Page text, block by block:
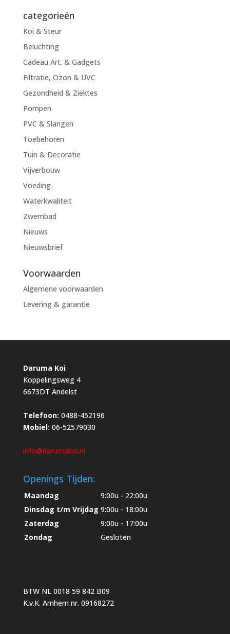
categorieën
Koi & Steur
Beluchting
Cadeau Art. & Gadgets
Filtratie, Ozon & UVC
Gezondheid & Ziektes
Pompen
PVC & Slangen
Toebehoren
Tuin & Decoratie
Vijverbouw
Voeding
Waterkwaliteit
Zwembad
Nieuws
Nieuwsbrief
Voorwaarden
Algemene voorwaarden
Levering & garantie
Daruma Koi
Koppelingsweg 4
6673DT Andelst
Telefoon: 0488-452196
Mobiel: 06-52579030
info@darumakoi.nl
Openings Tijden:
Maandag
9:00u - 22:00u
Dinsdag t/m Vrijdag 9:00u - 18:00u
Zaterdag
9:00u - 17:00u
Zondag
Gesloten
BTW NL 0018 59 842 B09
K.v.K. Arnhem nr. 09168272